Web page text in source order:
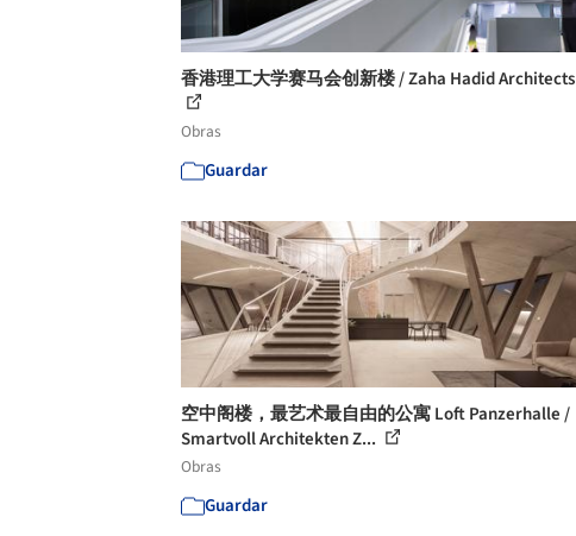
香港理工大学赛马会创新楼 / Zaha Hadid Architects
Obras
Guardar
空中阁楼，最艺术最自由的公寓 Loft Panzerhalle /
Smartvoll Architekten Z...
Obras
Guardar